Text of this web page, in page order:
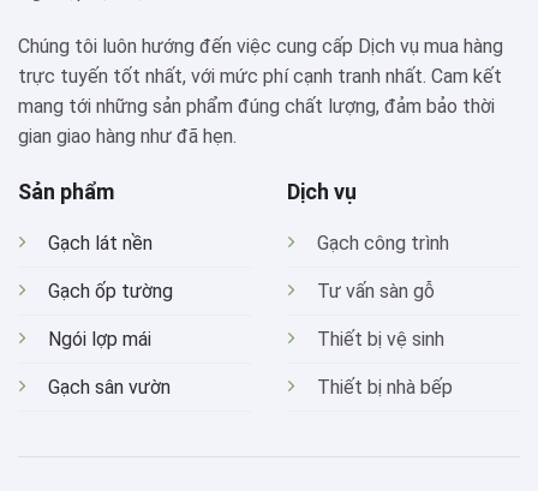
Chúng tôi luôn hướng đến việc cung cấp Dịch vụ mua hàng
trực tuyến tốt nhất, với mức phí cạnh tranh nhất. Cam kết
mang tới những sản phẩm đúng chất lượng, đảm bảo thời
gian giao hàng như đã hẹn.
Sản phẩm
Gạch lát nền
Gạch ốp tường
Ngói lợp mái
Gạch sân vườn
Dịch vụ
Gạch công trình
Tư vấn sàn gỗ
Thiết bị vệ sinh
Thiết bị nhà bếp